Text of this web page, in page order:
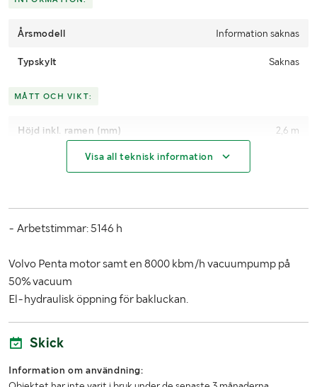
Årsmodell Information saknas
Typskylt Saknas
MÅTT OCH VIKT:
Höjd inkl. ramen (mm) 2,6 m
Utvändig bredd (mm)Visa all teknisk information
- Arbetstimmar: 5146 h
Volvo Penta motor samt en 8000 kbm/h vacuumpump på
50% vacuum
El-hydraulisk öppning för bakluckan.
Skick
Information om användning: